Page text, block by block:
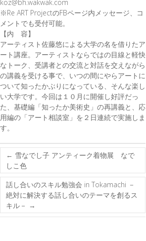
koz@bh.wakwak.com
※Re ART ProjectのFBページ内メッセージ、コ
メントでも受付可能。
【内 容】
アーティスト佐藤悠による大学の名を借りたア
ート講座。アーティストならではの目線と軽快
なトーク、受講者との交流と対話を交えながら
の講義を受ける事で、いつの間にやらアートに
ついて知ったかぶりになっている、そんな楽し
い大学です。今回は１０月に開催し好評だっ
た、基礎編「知ったか美術史」の再講義と、応
用編の「アート相談室」を２日連続で実施しま
す。
← 雪なでし子 アンティーク着物展 なで
しこ色
話し合いのスキル勉強会 in Tokamachi －
絶対に解決する話し合いのテーマを創るス
キル－ →